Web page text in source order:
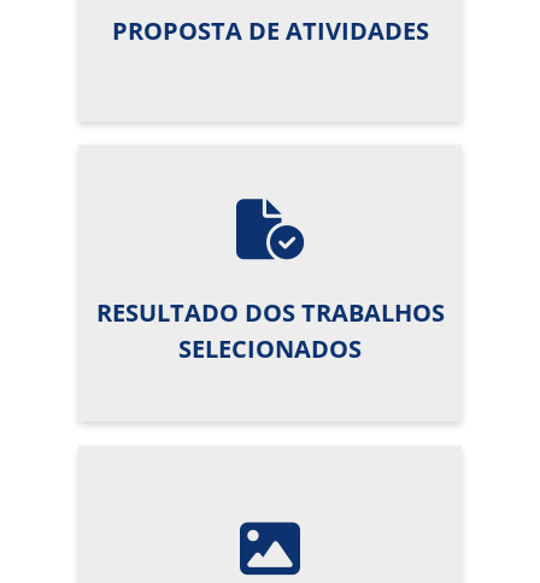
PROPOSTA DE ATIVIDADES
RESULTADO DOS TRABALHOS
SELECIONADOS